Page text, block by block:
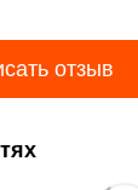
отзыв